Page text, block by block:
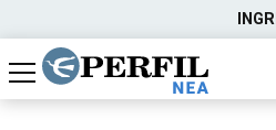
Política
Economía
Actualidad